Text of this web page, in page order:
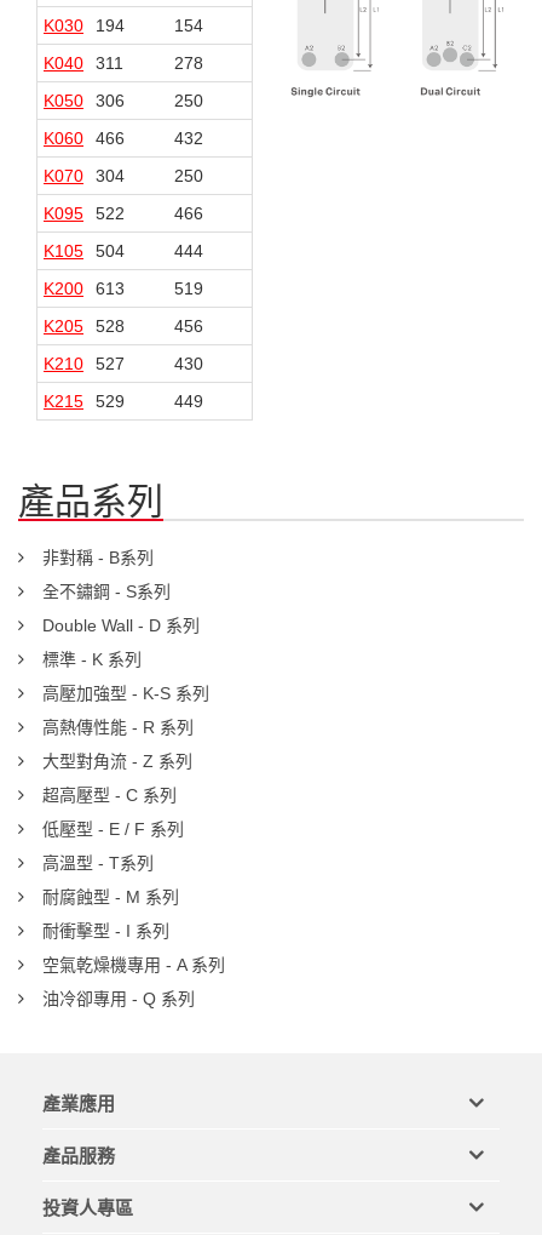
K030
194 154
K040
311 278
40
K050
306 250
50
K060
466 432
K070
304 250
K095
522 466
K105
504 444
K200
613 519
K205
528 456
K210
527 430
K215
529 449
產品系列
非對稱 - B系列
全不鏽鋼 - S系列
Double Wall - D 系列
標準 - K 系列
高壓加強型 - K-S 系列
高熱傳性能 - R 系列
大型對角流 - Z 系列
超高壓型 - C 系列
低壓型 - E / F 系列
高溫型 - T系列
耐腐蝕型 - M 系列
耐衝擊型 - I 系列
空氣乾燥機專用 - A 系列
油冷卻專用 - Q 系列
產業應用
產品服務
投資人專區